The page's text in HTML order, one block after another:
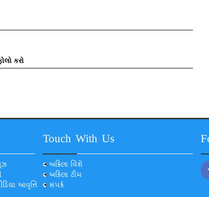
કરો
આવૃત્તિ
Touch With Us
અકિલા વિશે
અકિલા ટીમ
સંપર્ક